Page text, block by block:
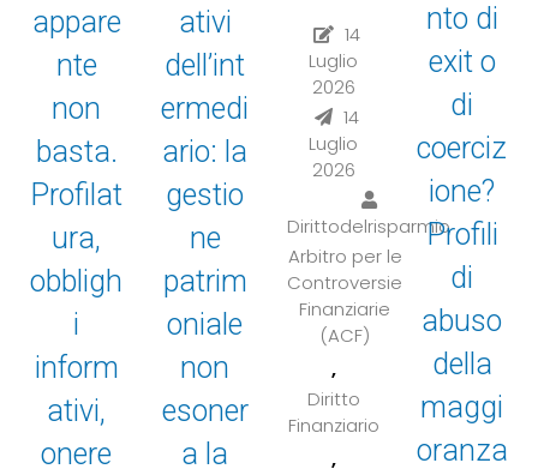
appare
nte
non
basta.
Profilat
ura,
obbligh
i
inform
ativi,
onere
ativi
dell’int
ermedi
ario: la
gestio
ne
patrim
oniale
non
esoner
a la
14
Luglio
2026
14
Luglio
2026
Dirittodelrisparmio
Arbitro per le
Controversie
Finanziarie
(ACF)
,
Diritto
Finanziario
,
nto di
exit o
di
coerciz
ione?
Profili
di
abuso
della
maggi
oranza